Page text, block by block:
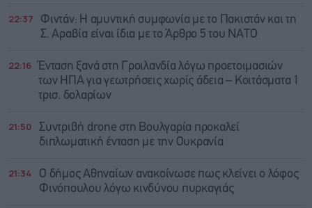
22:37
Φιντάν: Η αμυντική συμφωνία με το Πακιστάν και τη
Σ. Αραβία είναι ίδια με τo Άρθρο 5 του ΝΑΤΟ
22:16
Ένταση ξανά στη Γροιλανδία λόγω προετοιμασιών
των ΗΠΑ για γεωτρήσεις χωρίς άδεια – Κοιτάσματα 1
τρισ. δολαρίων
21:50
Συντριβή drone στη Βουλγαρία προκαλεί
διπλωματική ένταση με την Ουκρανία
21:34
Ο δήμος Αθηναίων ανακοίνωσε πως κλείνει ο λόφος
Φινόπουλου λόγω κινδύνου πυρκαγιάς